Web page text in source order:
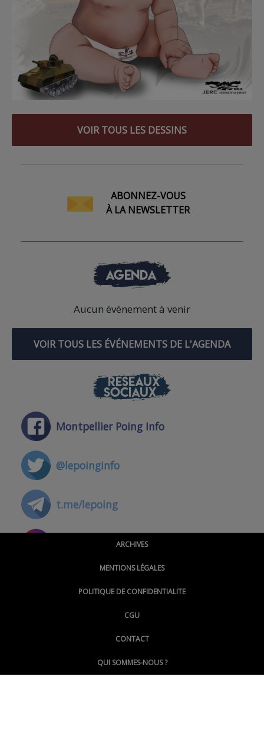
VOIR TOUS LES DESSINS
ABONNEZ-VOUS
À LA NEWSLETTER
AGENDA
Aucun événement à venir
VOIR TOUS LES ÉVÉNEMENTS DE L'AGENDA
RÉSEAUX
SOCIAUX
Montpellier Poing Info
@lepoinginfo
t.me/lepoing
@montpellierpoinginfo
@LePoingMontpellier
ARCHIVES
MENTIONS LÉGALES
POLITIQUE DE CONFIDENTIALITE
CGU
CONTACT
QUI SOMMES-NOUS ?